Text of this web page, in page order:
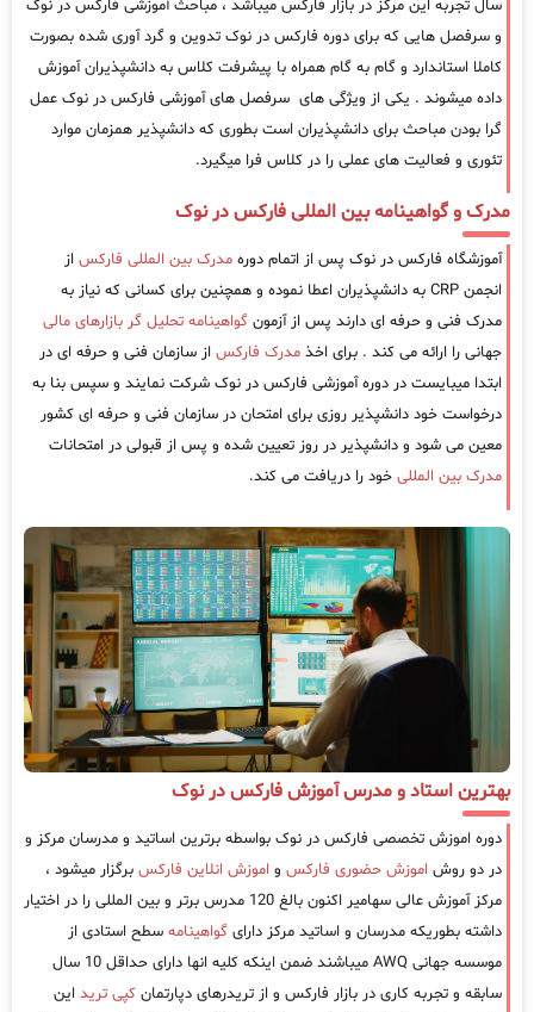
سال تجربه این مرکز در بازار فارکس میباشد ، مباحث آموزشی فارکس در نوک
و سرفصل هایی که برای دوره فارکس در نوک تدوین و گرد آوری شده بصورت
کاملا استاندارد و گام به گام همراه با پیشرفت کلاس به دانشپذیران آموزش
داده میشوند . یکی از ویژگی های سرفصل های آموزشی فارکس در نوک عمل
گرا بودن مباحث برای دانشپذیران است بطوری که دانشپذیر همزمان موارد
تئوری و فعالیت های عملی را در کلاس فرا میگیرد.
مدرک و گواهینامه بین المللی فارکس در نوک
آموزشگاه فارکس در نوک پس از اتمام دوره مدرک بین المللی فارکس از
انجمن CRP به دانشپذیران اعطا نموده و همچنین برای کسانی که نیاز به
مدرک فنی و حرفه ای دارند پس از آزمون گواهینامه تحلیل گر بازارهای مالی
جهانی را ارائه می کند . برای اخذ مدرک فارکس از سازمان فنی و حرفه ای در
ابتدا میبایست در دوره آموزشی فارکس در نوک شرکت نمایند و سپس بنا به
درخواست خود دانشپذیر روزی برای امتحان در سازمان فنی و حرفه ای کشور
معین می شود و دانشپذیر در روز تعیین شده و پس از قبولی در امتحانات
مدرک بین المللی خود را دریافت می کند.
بهترین استاد و مدرس آموزش فارکس در نوک
دوره اموزش تخصصی فارکس در نوک بواسطه برترین اساتید و مدرسان مرکز و
در دو روش اموزش حضوری فارکس و اموزش انلاین فارکس برگزار میشود ،
مرکز آموزش عالی سهامیر اکنون بالغ 120 مدرس برتر و بین المللی را در اختیار
داشته بطوریکه مدرسان و اساتید مرکز دارای گواهینامه سطح استادی از
موسسه جهانی AWQ میباشند ضمن اینکه کلیه انها دارای حداقل 10 سال
سابقه و تجربه کاری در بازار فارکس و از تریدرهای دپارتمان کپی ترید این